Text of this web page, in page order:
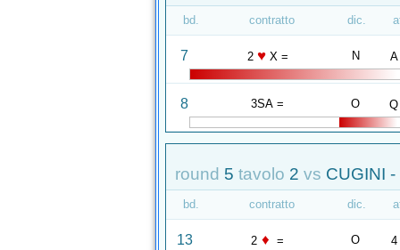
bd. contratto dic.
7 2 ♥ X = N A
8 3SA = O Q
round 5 tavolo 2 vs CUGINI
bd. contratto dic.
13 2 ♦ = O 4